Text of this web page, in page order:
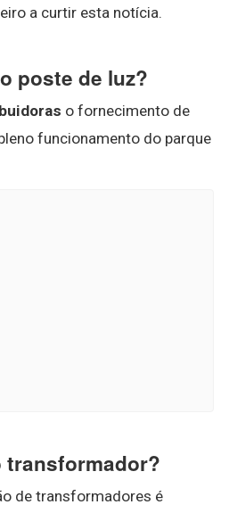
a curtir esta notícia.
poste de luz?
o fornecimento de
funcionamento do parque
transformador?
de transformadores é